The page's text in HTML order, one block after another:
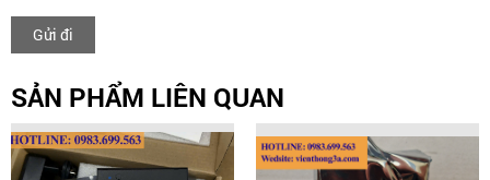
Gửi đi
SẢN PHẨM LIÊN QUAN